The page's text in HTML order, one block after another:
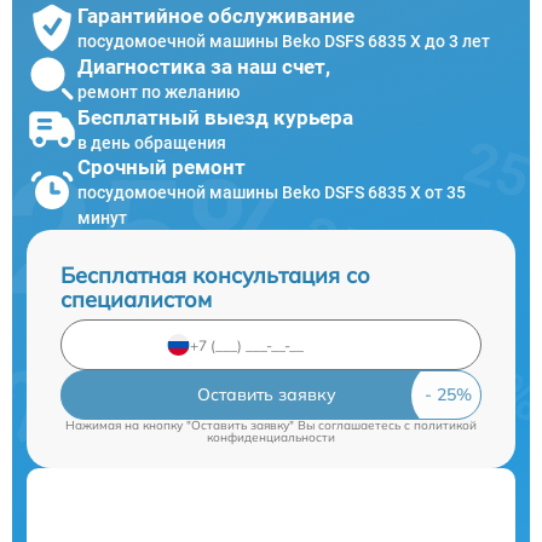
Гарантийное обслуживание
посудомоечной машины Beko DSFS 6835 X до 3 лет
Диагностика за наш счет,
ремонт по желанию
Бесплатный выезд курьера
в день обращения
Срочный ремонт
посудомоечной машины Beko DSFS 6835 X от 35
минут
Бесплатная консультация со
специалистом
Оставить заявку
Нажимая на кнопку "Оставить заявку" Вы соглашаетесь c политикой
конфиденциальности